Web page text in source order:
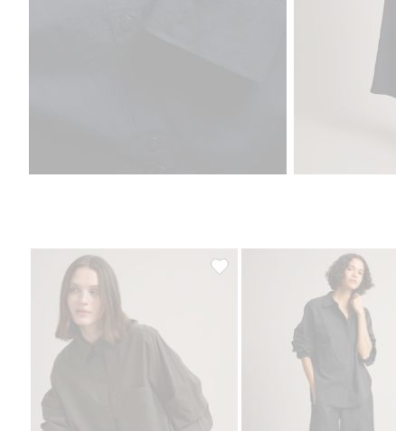
Koszula, Dodaj do listy ulubione